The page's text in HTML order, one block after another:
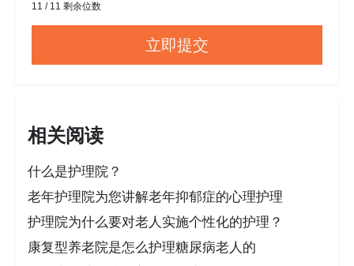
11 / 11 剩余位数
相关阅读
什么是护理院？
老年护理院为您讲解老年抑郁症的心理护理
护理院为什么要对老人实施个性化的护理？
康复型养老院是怎么护理糖尿病老人的